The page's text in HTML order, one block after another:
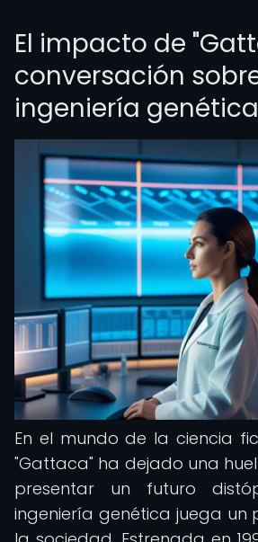
El impacto de
conversación
ingeniería genética
En el mundo de la ciencia
"Gattaca" ha dejado una
presentar un futuro
ingeniería genética juega un